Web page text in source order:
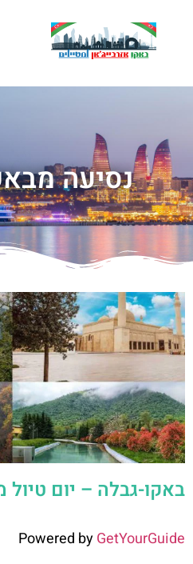
נסיעה
באקו-גבלה – יום
Powered byGetYourGuide